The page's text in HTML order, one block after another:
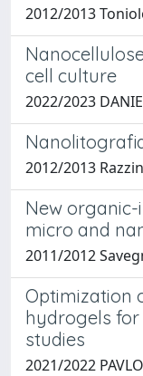
2012/2013
cell culture
2022/2023
2012/2013
New
micro and
2011/2012
Optimization
hydrogels
studies
2021/2022